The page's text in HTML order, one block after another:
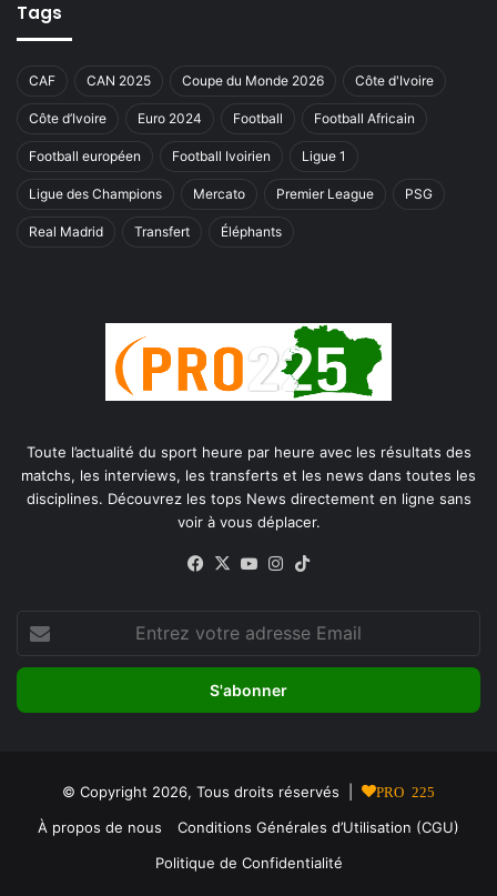
Tags
CAF CAN 2025 Coupe du Monde 2026 Côte d'Ivoire
Côte d’Ivoire Euro 2024 Football Football Africain
Football européen Football Ivoirien Ligue 1
Ligue des Champions Mercato Premier League PSG
Real Madrid Transfert Éléphants
Toute l’actualité du sport heure par heure avec les résultats des
matchs, les interviews, les transferts et les news dans toutes les
disciplines. Découvrez les tops News directement en ligne sans
voir à vous déplacer.
Facebook
X YouTubeInstagram
votre
adresse
© Copyright 2026, Tous droits réservés | PRO 225
À propos de nous
Conditions Générales d’Utilisation (CGU)
Politique de Confidentialité